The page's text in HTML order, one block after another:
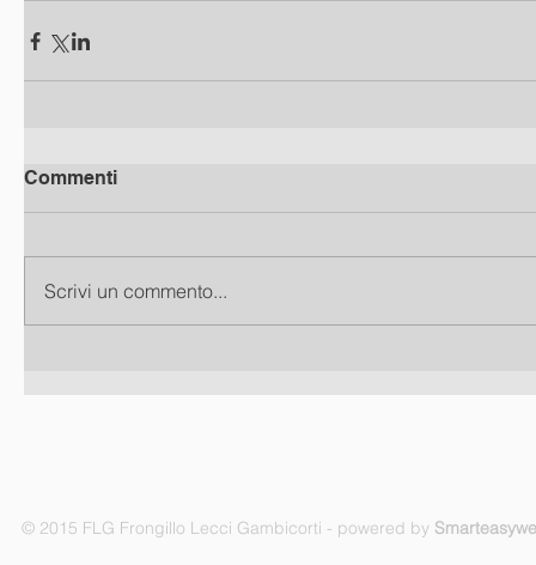
Commenti
Scrivi un commento...
© 2015 FLG Frongillo Lecci Gambicorti - powered by